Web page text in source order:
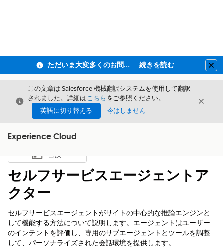
ただいま大変多くのお問い合わせをいただいており、ご連絡までにお時間を頂戴しております 続きを読む
閉じる
この文章は Salesforce 機械翻訳システムを使用して翻訳
されました。詳細はこちら をご参照ください。
英語に切り替える
今はしません
閉じる
Experience Cloud
目次を表示
目次
セルフサービスエージェントア
クター
セルフサービスエージェントがサイトの中心的な推論エンジンと
して機能する方法について説明します。エージェントはユーザー
のインテントを評価し、専用のサブエージェントとツールを調整
して、パーソナライズされた会話環境を提供します。